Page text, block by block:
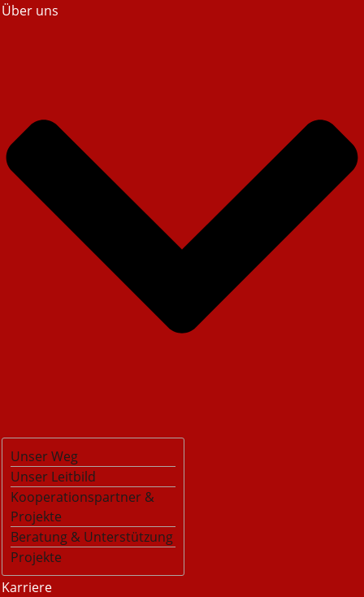
Über uns
Unser Weg
Unser Leitbild
Kooperationspartner &
Projekte
Beratung & Unterstützung
Projekte
Karriere